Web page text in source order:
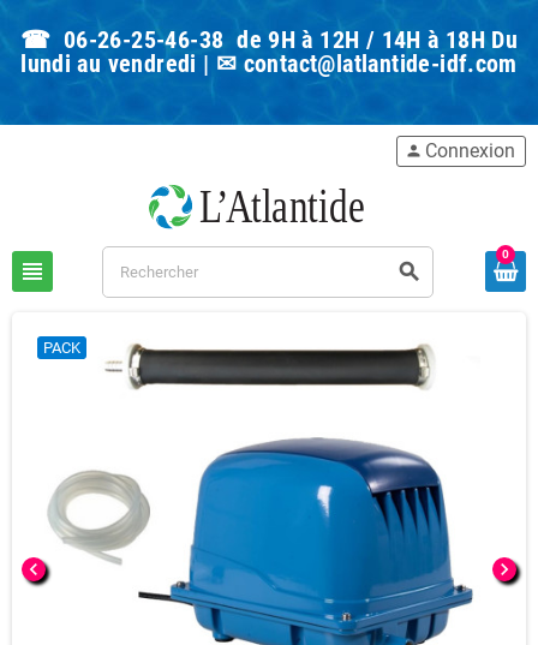
☎ 06-26-25-46-38 de 9H à 12H / 14H à 18H Du
lundi au vendredi | ✉ contact@latlantide-idf.com
view_headline search
person Connexion
0
chevron_left chevron_right
PACK